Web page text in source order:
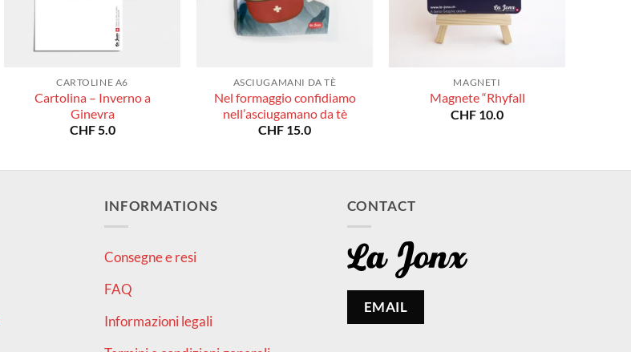
CARTOLINE A6
Cartolina – Inverno a
Ginevra
CHF5.0
ASCIUGAMANI DA TÈ
Nel formaggio confidiamo
nell’asciugamano da tè
CHF 15.0
MAGNETI
Magnete “Rhyfall
CHF 10.0
INFORMATIONS
Consegne e resi
FAQ
Informazioni legali
CONTACT
EMAIL